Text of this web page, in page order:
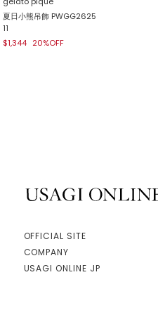
夏日小熊吊飾 PWGG2625
11
$1,344 20%OFF
OFFICIAL SITE
COMPANY
USAGI ONLINE JP